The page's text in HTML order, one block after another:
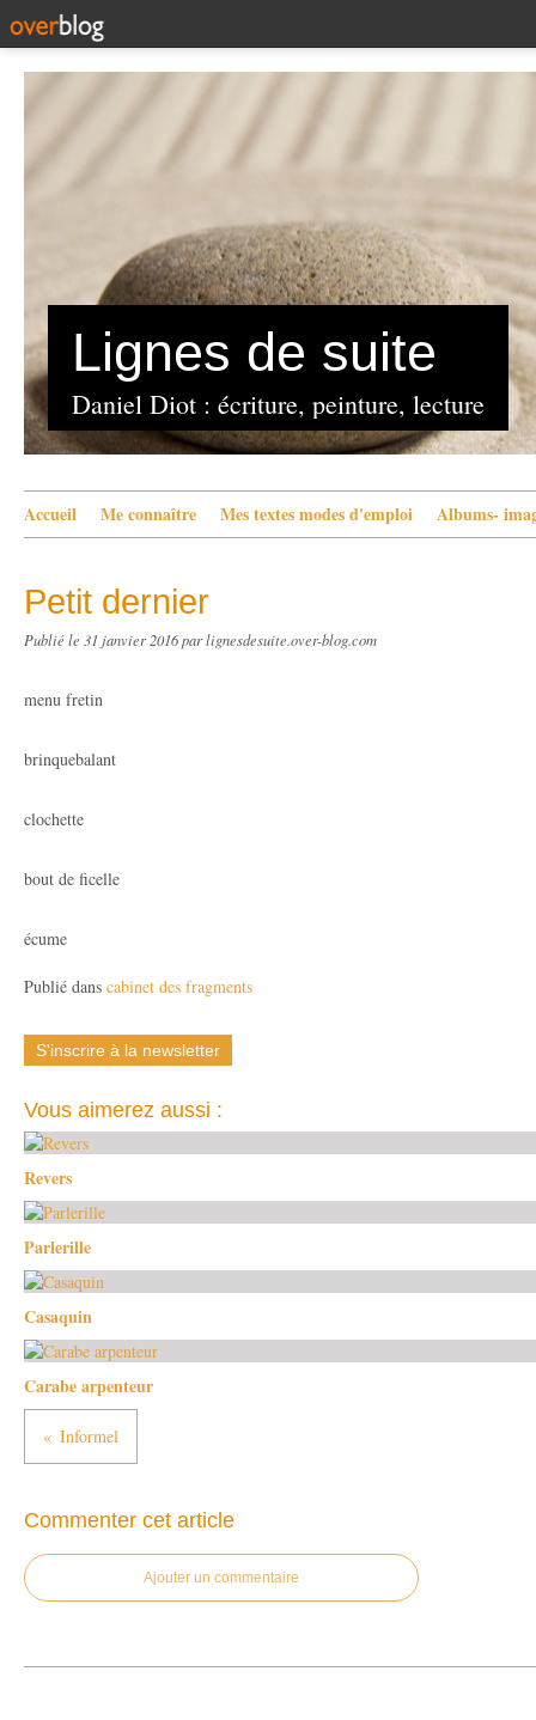
Lignes de suite
Daniel Diot : écriture, peinture, lecture
Accueil Me connaître Mes textes modes d'emploi Albums-
Petit dernier
Publié le 31 janvier 2016par lignesdesuite.over-blog.com
menu fretin
brinquebalant
clochette
bout de ficelle
écume
Publié dans cabinet des fragments
S'inscrire à la newsletter
Vous aimerez aussi :
Revers
Parlerille
Casaquin
Carabe arpenteur
Informel
Commenter cet article
Ajouter un commentaire